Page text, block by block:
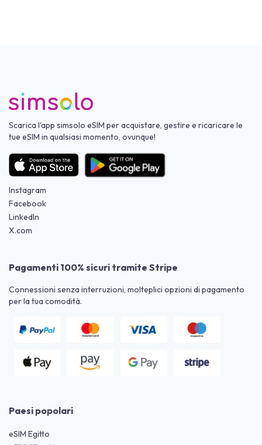
Scarica l'app simsolo eSIM per acquistare, gestire e ricaricare le
tue eSIM in qualsiasi momento, ovunque!
Instagram
Facebook
LinkedIn
X.com
Pagamenti 100% sicuri tramite Stripe
Connessioni senza interruzioni, molteplici opzioni di pagamento
per la tua comodità.
Paesi popolari
eSIM Egitto